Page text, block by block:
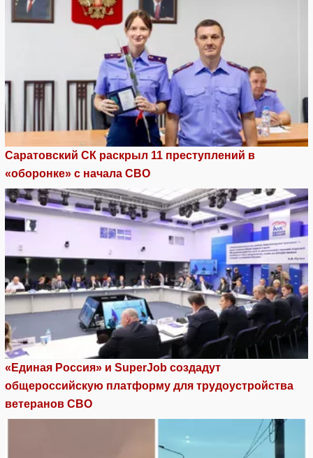
Саратовский СК раскрыл 11 преступлений в
«оборонке» с начала СВО
«Единая Россия» и SuperJob создадут
общероссийскую платформу для трудоустройства
ветеранов СВО